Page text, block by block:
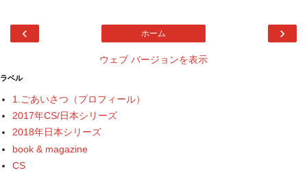
‹ ›
ホーム
ウェブ バージョンを表示
ラベル
1.ごあいさつ（プロフィール）
2017年CS/日本シリーズ
2018年日本シリーズ
book & magazine
CS